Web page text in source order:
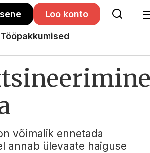
Loo konto
Tööpakkumised
võimalik ennetada
annab ülevaate haiguse